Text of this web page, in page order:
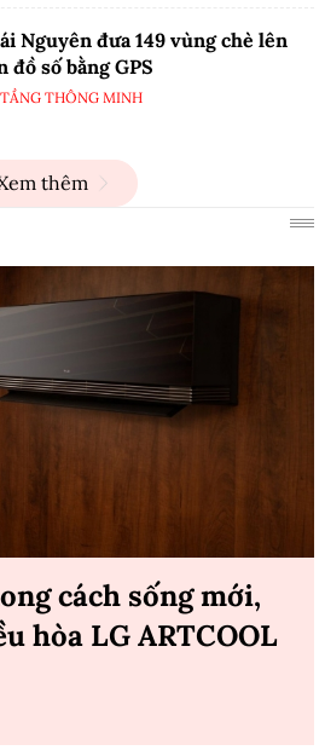
Nguyên đưa 149 vùng chè lên
đồ số bằng GPS
THÔNG MINH
thêm
cách sống mới,
hòa LG ARTCOOL